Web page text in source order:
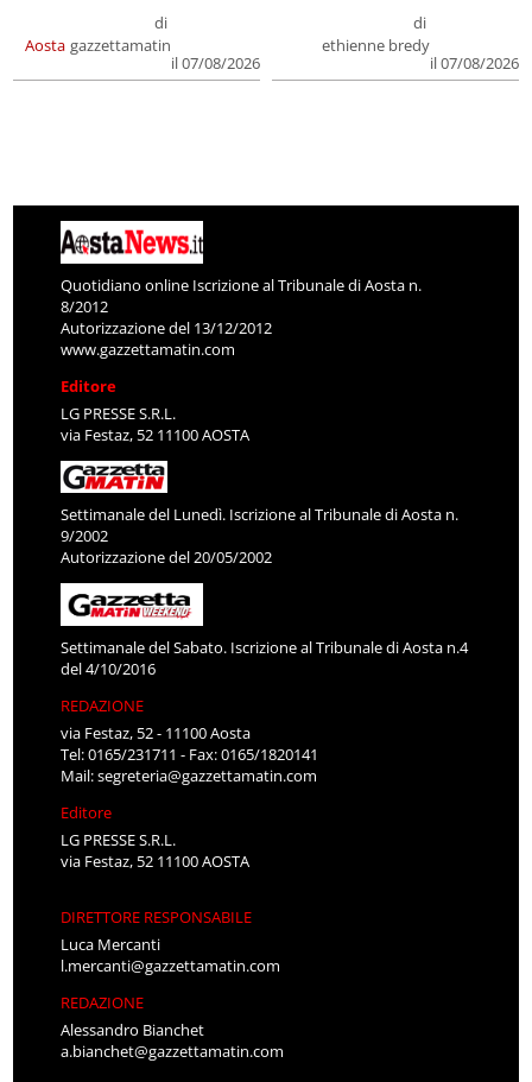
Aosta
di
gazzettamatin
il 07/08/2026
di
ethienne bredy
il 07/08/2026
Quotidiano online Iscrizione al Tribunale di Aosta n.
8/2012
Autorizzazione del 13/12/2012
www.gazzettamatin.com
Editore
LG PRESSE S.R.L.
via Festaz, 52 11100 AOSTA
Settimanale del Lunedì. Iscrizione al Tribunale di Aosta n.
9/2002
Autorizzazione del 20/05/2002
Settimanale del Sabato. Iscrizione al Tribunale di Aosta n.4
del 4/10/2016
REDAZIONE
via Festaz, 52 - 11100 Aosta
Tel: 0165/231711 - Fax: 0165/1820141
Mail:segreteria@gazzettamatin.com
Editore
LG PRESSE S.R.L.
via Festaz, 52 11100 AOSTA
DIRETTORE RESPONSABILE
Luca Mercanti
l.mercanti@gazzettamatin.com
REDAZIONE
Alessandro Bianchet
a.bianchet@gazzettamatin.com